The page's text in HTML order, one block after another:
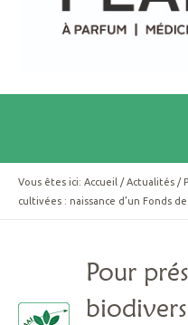
Vous êtes ici: Accueil / Actualités /
cultivées : naissance d’un Fonds
Pour